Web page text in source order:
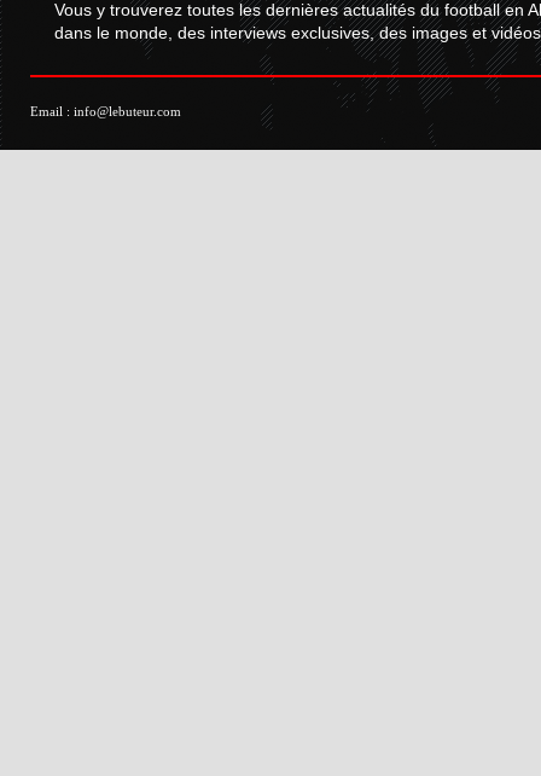
Vous y trouverez toutes les dernières actualités du football en
dans le monde, des interviews exclusives, des images et
Email : info@lebuteur.com